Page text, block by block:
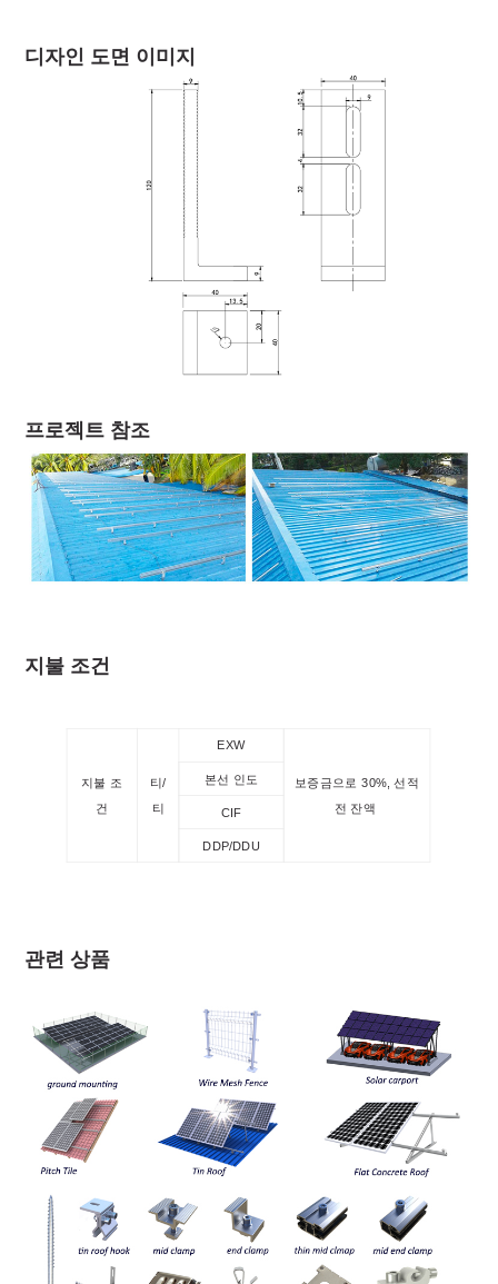
디자인 도면 이미지
프로젝트 참조
지불 조건
지불 조
건
티/
티
EXW
보증금으로 30%, 선적
전 잔액
본선 인도
CIF
DDP/DDU
관련 상품